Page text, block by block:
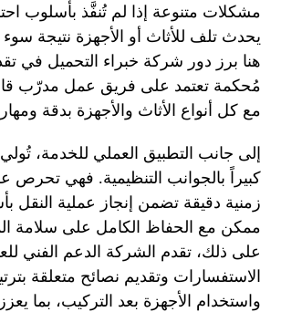
مشكلات متنوعة إذا لم تُنفَّذ بأسلوب
يحدث تلف للأثاث أو الأجهزة نتيجة
هنا برز دور شركة خبراء التحميل في
مُحكمة تعتمد على فريق عمل مدرّب
مع كل أنواع الأثاث والأجهزة بدقة
إلى جانب التطبيق العملي للخدمة،
كبيراً بالجوانب التنظيمية. فهي
زمنية دقيقة تضمن إنجاز عملية النقل
ممكن مع الحفاظ الكامل على سلامة
على ذلك، تقدم الشركة الدعم الفني
الاستفسارات وتقديم نصائح متعلقة
واستخدام الأجهزة بعد التركيب، بما